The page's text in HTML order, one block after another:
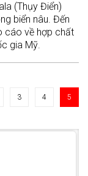
(Thụy Điển)
biển nâu. Đến
cáo về hợp chất
gia Mỹ.
3 4 5